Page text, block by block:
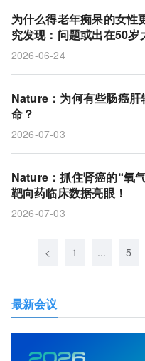
为什么得老年痴呆的女性
究发现：问题或出在50岁
常反弹”
2026-06-24
Nature：为何有些肠癌肝
命？
2026-07-03
Nature：抓住肾癌的“氧
靶向药临床数据亮眼！
2026-07-03
< 1 ... 5
最新会议